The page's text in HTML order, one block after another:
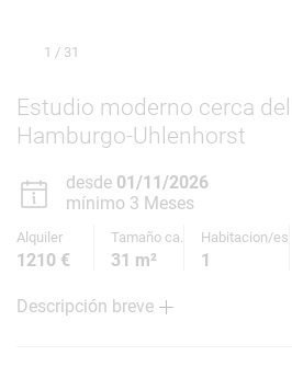
1 / 31
Estudio moderno cerca
Hamburgo-Uhlenhorst
desde 01/11/2026
mínimo 3 Meses
Alquiler Tamaño ca. Habitacion/es
1210 € 31 m² 1
Descripción breve